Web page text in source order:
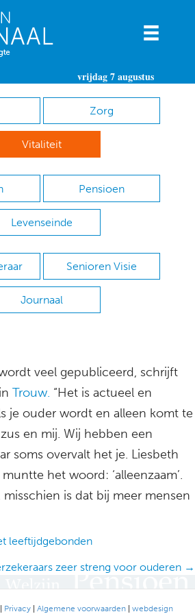
vrijdag 7 augustus
Zorg
Vitaliteit
Pensioen
Levenseinde
Senioren Visie
Journaal
veel gepubliceerd, schrijft
Trouw. “Het is actueel en
je ouder wordt en alleen komt te
en mij. Wij hebben een
soms overvalt het je. Liesbeth
het woord: ‘alleenzaam’.
is dat bij meer mensen
leeftijdgebonden
zeer streng voor ouderen →
Privacy| Algemene voorwaarden| webdesign